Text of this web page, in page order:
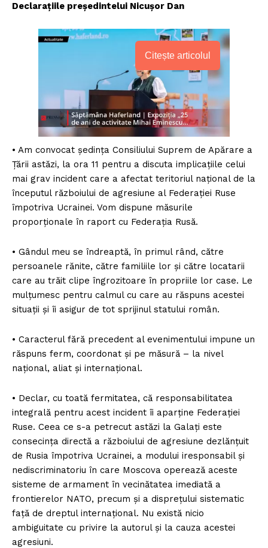
Declarațiile președintelui Nicușor Dan
Citește articolul
• Am convocat ședința Consiliului Suprem de Apărare a
Țării astăzi, la ora 11 pentru a discuta implicațiile celui
mai grav incident care a afectat teritoriul național de la
începutul războiului de agresiune al Federației Ruse
împotriva Ucrainei. Vom dispune măsurile
proporționale în raport cu Federația Rusă.
• Gândul meu se îndreaptă, în primul rând, către
persoanele rănite, către familiile lor și către locatarii
care au trăit clipe îngrozitoare în propriile lor case. Le
mulțumesc pentru calmul cu care au răspuns acestei
situații și îi asigur de tot sprijinul statului român.
• Caracterul fără precedent al evenimentului impune un
răspuns ferm, coordonat și pe măsură – la nivel
național, aliat și internațional.
• Declar, cu toată fermitatea, că responsabilitatea
integrală pentru acest incident îi aparține Federației
Ruse. Ceea ce s-a petrecut astăzi la Galați este
consecința directă a războiului de agresiune dezlănțuit
de Rusia împotriva Ucrainei, a modului iresponsabil și
nediscriminatoriu în care Moscova operează aceste
sisteme de armament în vecinătatea imediată a
frontierelor NATO, precum și a disprețului sistematic
față de dreptul internațional. Nu există nicio
ambiguitate cu privire la autorul și la cauza acestei
agresiuni.